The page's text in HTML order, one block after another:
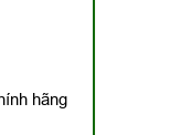
hãng